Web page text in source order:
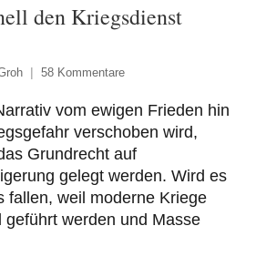
den Kriegsdienst
58 Kommentare
vom ewigen Frieden hin
verschoben wird,
Grundrecht auf
gelegt werden. Wird es
fallen, weil moderne Kriege
geführt werden und Masse